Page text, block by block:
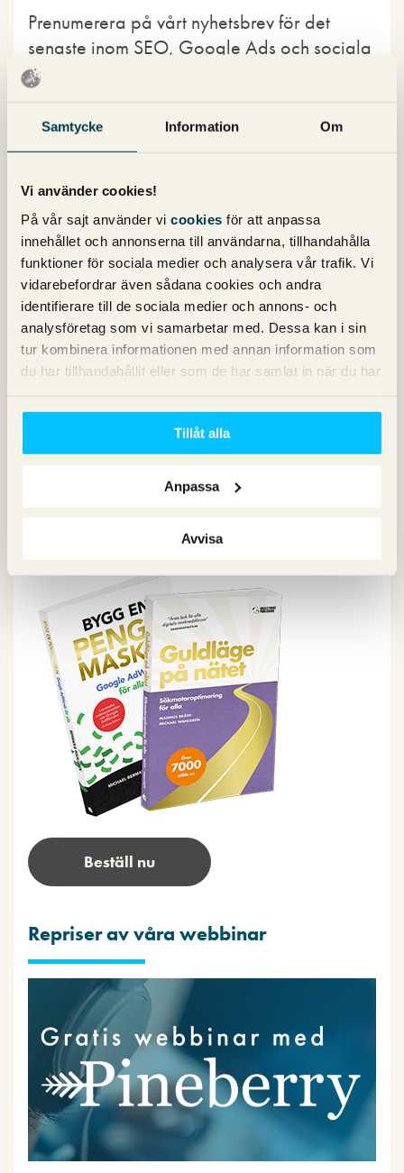
Samtycke Information Om
Vi använder cookies!
På vår sajt använder vi cookies för att anpassa
innehållet och annonserna till användarna, tillhandahålla
funktioner för sociala medier och analysera vår trafik. Vi
vidarebefordrar även sådana cookies och andra
identifierare till de sociala medier och annons- och
analysföretag som vi samarbetar med. Dessa kan i sin
tur kombinera informationen med annan information som
du har tillhandahållit eller som de har samlat in när du har
Tillåt alla
Anpassa
Avvisa
Prenumerera på vårt nyhetsbrev för det
senaste inom SEO, Google Ads och sociala
medier!
Kategorier
Copy
Konvertering
Marknadsföring
Nyheter om Pineberry
SEO
SEM
Sociala medier
Webbanalys
Beställ nu
Repriser av våra webbinar